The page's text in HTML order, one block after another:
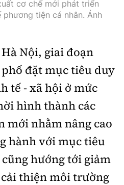
Hồng Nga
Phát hành:
thức nếu không có sự
cơ chế mới phát triển
tiện cá nhân. Ảnh
Nội, giai đoạn
phố đặt mục tiêu duy
tế - xã hội ở mức
hình thành các
mới nhằm nâng cao
hành với mục tiêu
hướng tới giảm
thiện môi trường